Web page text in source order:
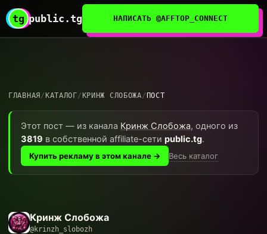
tg public.tg НАПИСАТЬ @AFFTOP_CONNECT
ГЛАВНАЯ / КАТАЛОГ/ КРИНЖ СЛОБОЖА/ ПОСТ
Этот пост — из канала Кринж Слобожа, одного из
3819 в собственной affiliate-сети public.tg.
Купить рекламу в этом канале → Весь каталог
Кринж Слобожа
@krinzh_slobozh